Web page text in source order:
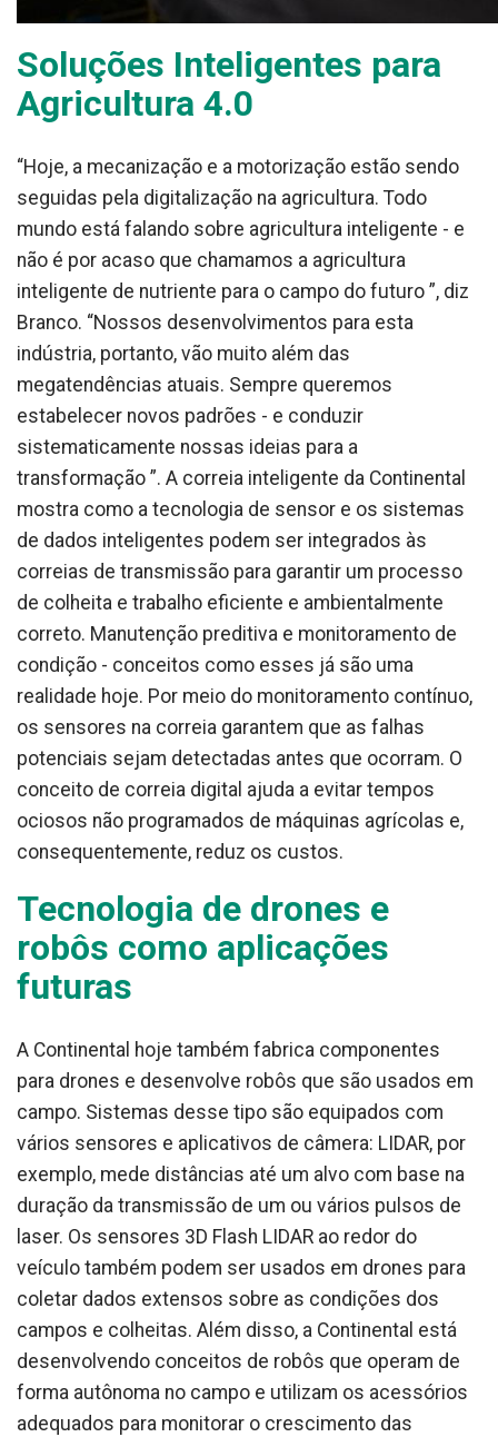
Soluções Inteligentes para
Agricultura 4.0
“Hoje, a mecanização e a motorização estão sendo
seguidas pela digitalização na agricultura. Todo
mundo está falando sobre agricultura inteligente - e
não é por acaso que chamamos a agricultura
inteligente de nutriente para o campo do futuro ”, diz
Branco. “Nossos desenvolvimentos para esta
indústria, portanto, vão muito além das
megatendências atuais. Sempre queremos
estabelecer novos padrões - e conduzir
sistematicamente nossas ideias para a
transformação ”. A correia inteligente da Continental
mostra como a tecnologia de sensor e os sistemas
de dados inteligentes podem ser integrados às
correias de transmissão para garantir um processo
de colheita e trabalho eficiente e ambientalmente
correto. Manutenção preditiva e monitoramento de
condição - conceitos como esses já são uma
realidade hoje. Por meio do monitoramento contínuo,
os sensores na correia garantem que as falhas
potenciais sejam detectadas antes que ocorram. O
conceito de correia digital ajuda a evitar tempos
ociosos não programados de máquinas agrícolas e,
consequentemente, reduz os custos.
Tecnologia de drones e
robôs como aplicações
futuras
A Continental hoje também fabrica componentes
para drones e desenvolve robôs que são usados ​​em
campo. Sistemas desse tipo são equipados com
vários sensores e aplicativos de câmera: LIDAR, por
exemplo, mede distâncias até um alvo com base na
duração da transmissão de um ou vários pulsos de
laser. Os sensores 3D Flash LIDAR ao redor do
veículo também podem ser usados ​​em drones para
coletar dados extensos sobre as condições dos
campos e colheitas. Além disso, a Continental está
desenvolvendo conceitos de robôs que operam de
forma autônoma no campo e utilizam os acessórios
adequados para monitorar o crescimento das